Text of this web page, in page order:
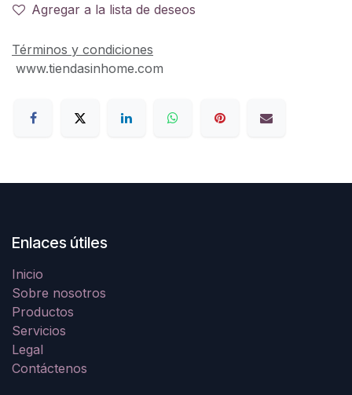
Agregar a la lista de deseos
Términos y condiciones
www.tiendasinhome.com
Enlaces útiles
Inicio
Sobre nosotros
Productos
Servicios
Legal
Contáctenos